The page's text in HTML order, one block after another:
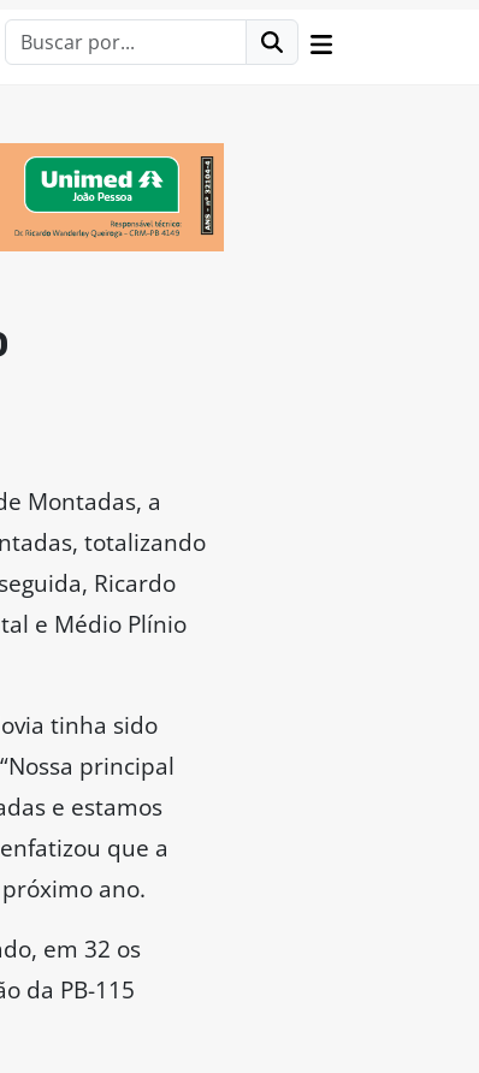
Montadas, a
totalizando
Ricardo
e Médio Plínio
tinha sido
principal
e estamos
que a
ano.
em 32 os
da PB-115